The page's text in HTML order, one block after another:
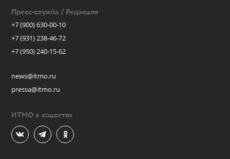
Пресс-служба / Редакция
+7 (900) 630-00-10
+7 (931) 238-46-72
+7 (950) 240-15-62
news@itmo.ru
pressa@itmo.ru
ИТМО в соцсетях